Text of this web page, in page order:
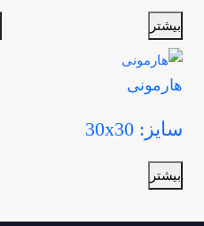
بیشتر
هارمونی
سایز: 30x30
بیشتر